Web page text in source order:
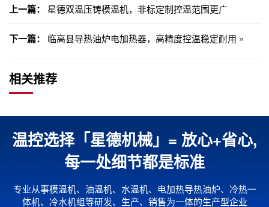
上一篇： 星德双温压铸模温机，非标定制控温范围更广
下一篇： 临高县导热油炉电加热器，高精度控温稳定耐用 »
相关推荐
温控选择「星德机械」= 放心+省心,
每一处细节都是标准
专业从事模温机、油温机、水温机、电加热导热油炉、冷热一
体机、冷水机组等研发、生产、销售为一体的生产型企业